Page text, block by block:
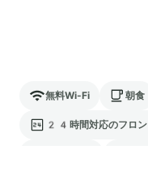
無料Wi-Fi 朝食
24時間対応のフロン